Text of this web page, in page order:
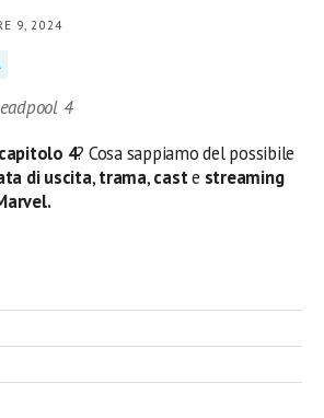
9, 2024
4
4? Cosa sappiamo del possibile
di uscita,trama,caste streaming